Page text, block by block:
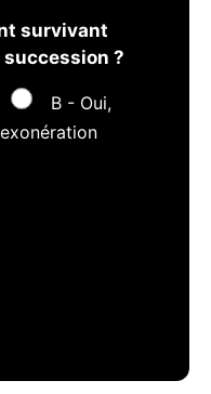
survivant
?
B - Oui,